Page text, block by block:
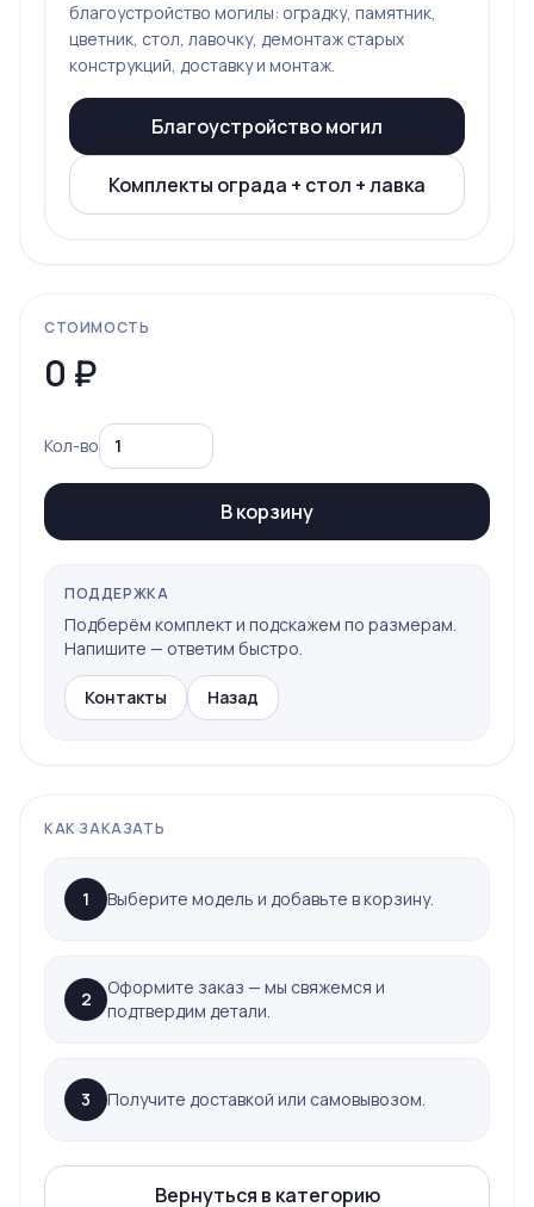
благоустройство могилы: оградку, памятник,
цветник, стол, лавочку, демонтаж старых
конструкций, доставку и монтаж.
Благоустройство могил
Комплекты ограда + стол + лавка
СТОИМОСТЬ
0 ₽
Кол-во
В корзину
ПОДДЕРЖКА
Подберём комплект и подскажем по размерам.
Напишите — ответим быстро.
Контакты Назад
КАК ЗАКАЗАТЬ
1 Выберите модель и добавьте в корзину.
2
Оформите заказ — мы свяжемся и
подтвердим детали.
3 Получите доставкой или самовывозом.
Вернуться в категорию